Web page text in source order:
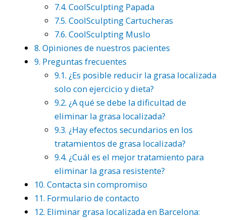
7.4. CoolSculpting Papada
7.5. CoolSculpting Cartucheras
7.6. CoolSculpting Muslo
8. Opiniones de nuestros pacientes
9. Preguntas frecuentes
9.1. ¿Es posible reducir la grasa localizada
solo con ejercicio y dieta?
9.2. ¿A qué se debe la dificultad de
eliminar la grasa localizada?
9.3. ¿Hay efectos secundarios en los
tratamientos de grasa localizada?
9.4. ¿Cuál es el mejor tratamiento para
eliminar la grasa resistente?
10. Contacta sin compromiso
11. Formulario de contacto
12. Eliminar grasa localizada en Barcelona: